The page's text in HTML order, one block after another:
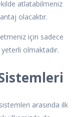
atlatabilmeniz
olacaktır.
için sadece
olmaktadır.
arasında ilk